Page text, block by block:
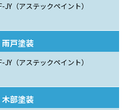
（アステックペイント）
雨戸塗装
（アステックペイント）
木部塗装